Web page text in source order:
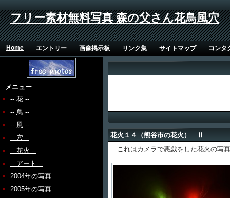
フリー素材無料写真 森の父さん花鳥風穴
Home エントリー 画像掲示板 リンク集 サイトマップ コンタ
メニュー
-- 花 --
-- 鳥 --
-- 風 --
-- 穴 --
-- 花火 --
-- アート --
2004年の写真
2005年の写真
花火１４（熊谷市の花火） Ⅱ
これはカメラで悪戯をした花火の写